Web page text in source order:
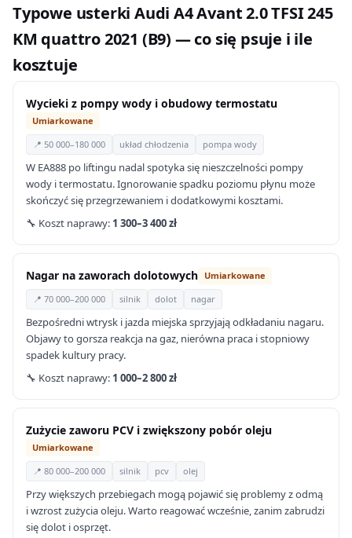
Typowe usterki Audi A4 Avant 2.0 TFSI 245
KM quattro 2021 (B9) — co się psuje i ile
kosztuje
Wycieki z pompy wody i obudowy termostatu
Umiarkowane
📍 50 000–180 000
układ chłodzenia pompa wody
W EA888 po liftingu nadal spotyka się nieszczelności pompy
wody i termostatu. Ignorowanie spadku poziomu płynu może
skończyć się przegrzewaniem i dodatkowymi kosztami.
🔧 Koszt naprawy: 1 300–3 400 zł
Nagar na zaworach dolotowych Umiarkowane
📍 70 000–200 000 silnik dolot nagar
Bezpośredni wtrysk i jazda miejska sprzyjają odkładaniu nagaru.
Objawy to gorsza reakcja na gaz, nierówna praca i stopniowy
spadek kultury pracy.
🔧 Koszt naprawy: 1 000–2 800 zł
Zużycie zaworu PCV i zwiększony pobór oleju
Umiarkowane
📍 80 000–200 000
silnik pcv olej
Przy większych przebiegach mogą pojawić się problemy z odmą
i wzrost zużycia oleju. Warto reagować wcześnie, zanim zabrudzi
się dolot i osprzęt.